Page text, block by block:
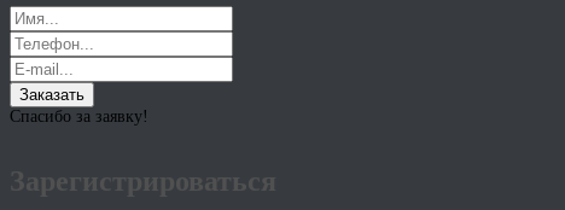
Заказать
Спасибо за заявку!
Зарегистрироваться